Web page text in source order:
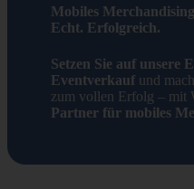
Mobiles
Echt. Erfolgreich.
Setzen Sie auf unsere
Eventverkauf und
zum vollen Erfolg – mit
Partner für mobiles